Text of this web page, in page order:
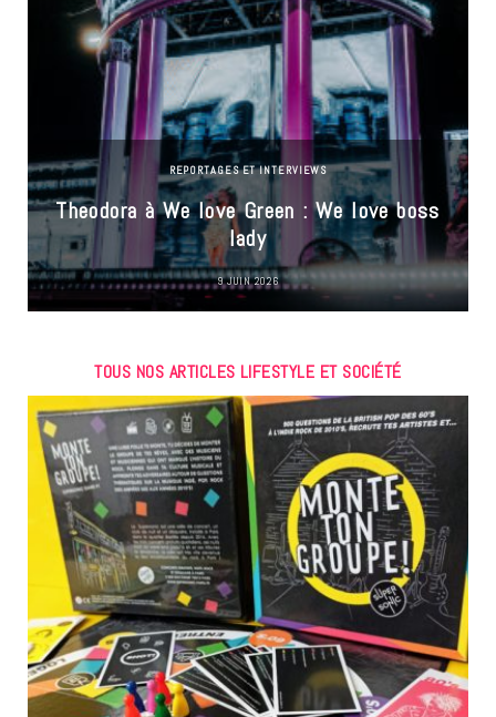
REPORTAGES ET INTERVIEWS
Theodora à We love Green : We love boss
lady
9 JUIN 2026
TOUS NOS ARTICLES LIFESTYLE ET SOCIÉTÉ